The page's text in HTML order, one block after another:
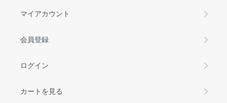
マイアカウント
会員登録
ログイン
カートを見る